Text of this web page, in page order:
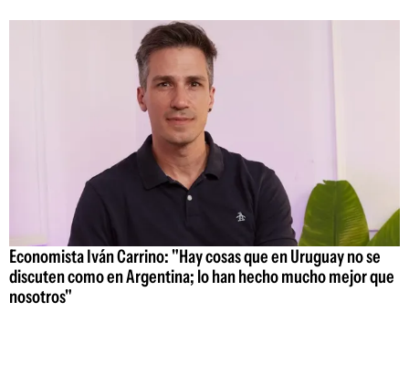
Economista Iván Carrino: "Hay cosas que en Uruguay no se
discuten como en Argentina; lo han hecho mucho mejor que
nosotros"